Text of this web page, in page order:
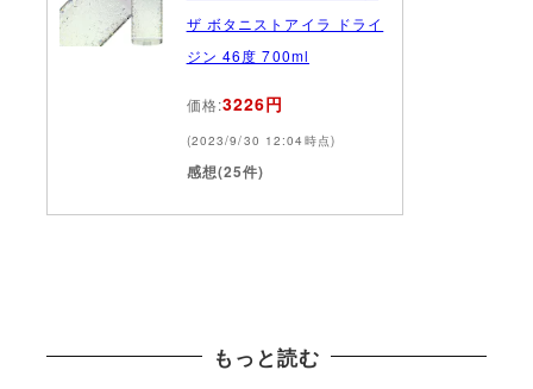
ザ ボタニストアイラ ドライ
ジン 46度 700ml
価格:3226円
(2023/9/30 12:04時点)
感想(25件)
もっと読む